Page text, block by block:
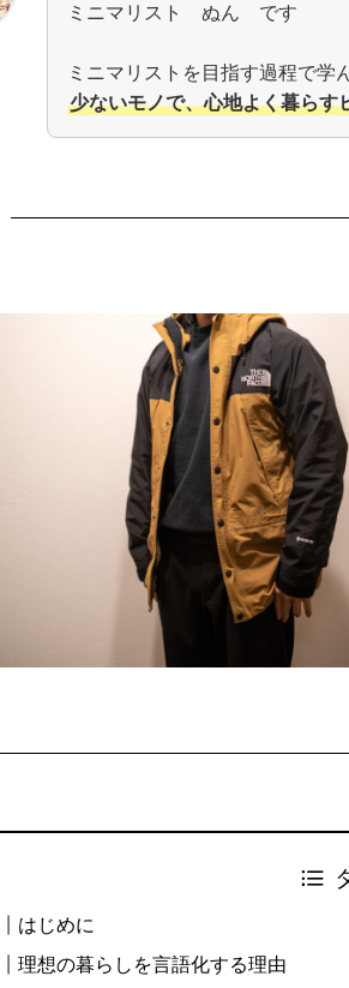
ミニマリスト ぬん です
ミニマリストを目指す過程で学
少ないモノで、心地よく暮らす
はじめに
理想の暮らしを言語化する理由